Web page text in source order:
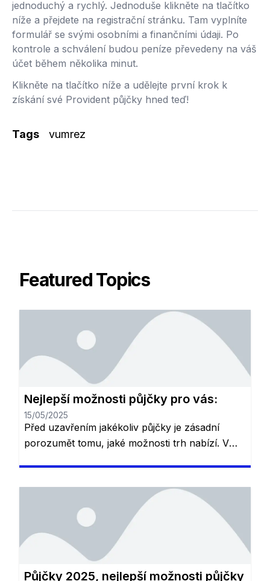
jednoduchý a rychlý. Jednoduše klikněte na tlačítko
níže a přejdete na registrační stránku. Tam vyplníte
formulář se svými osobními a finančními údaji. Po
kontrole a schválení budou peníze převedeny na váš
účet během několika minut.
Klikněte na tlačítko níže a udělejte první krok k
získání své Provident půjčky hned teď!
Tags vumrez
Featured Topics
Nejlepší možnosti půjčky pro vás:
15/05/2025
Před uzavřením jakékoliv půjčky je zásadní
porozumět tomu, jaké možnosti trh nabízí. V
a dalších výhod. V závislosti na vašich
potřebách – ať už potřebujete půjčku na
konsolidaci dluhů, bydlení nebo rychlou
finanční podporu – je důležité pečlivě zvážit
jednotlivé nabídky. Níže […]
Půjčky 2025, nejlepší možnosti půjčky